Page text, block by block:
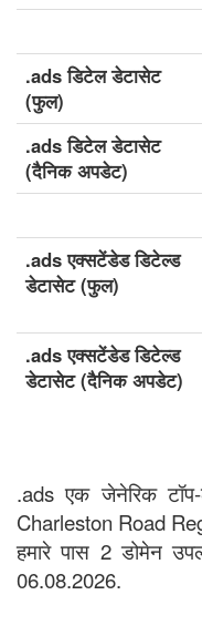
.ads डिटेल डेटासेट
(फुल)
.ads डिटेल डेटासेट
(दैनिक अपडेट)
.ads एक्सटेंडेड डिटेल्ड
डेटासेट (फुल)
.ads एक्सटेंडेड डिटेल्ड
डेटासेट (दैनिक अपडेट)
.ads एक जेनेरिक
Charleston Road
हमारे पास 2 डोमेन
06.08.2026.